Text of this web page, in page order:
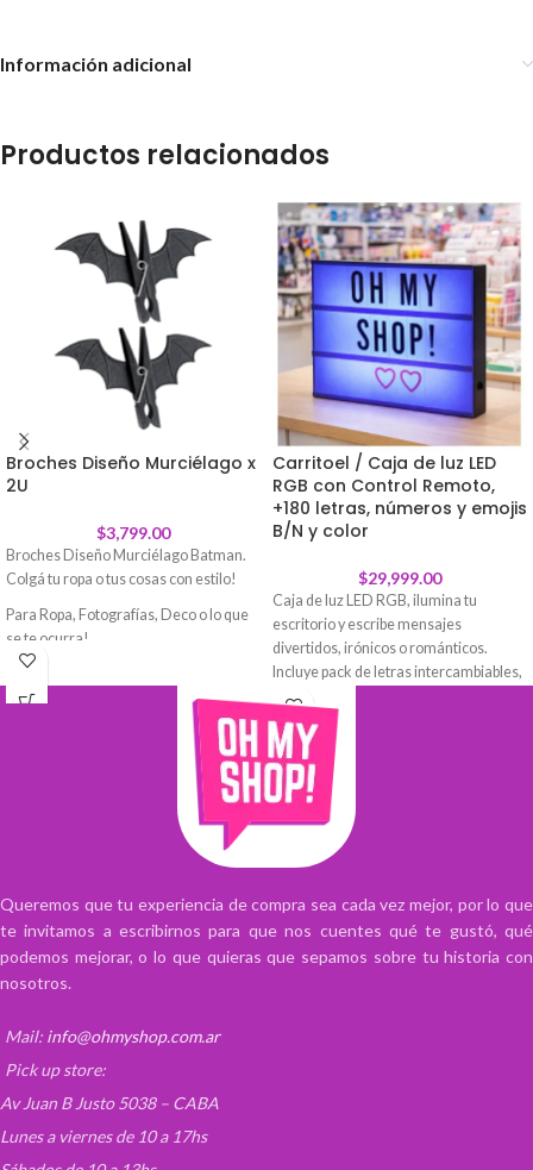
Información adicional
Productos relacionados
Broches Diseño Murciélago x
2U
$3,799.00
Broches Diseño Murciélago Batman.
Colgá tu ropa o tus cosas con estilo!
Para Ropa, Fotografías, Deco o lo que
se te ocurra!
Negro.
Carritoel / Caja de luz LED
RGB con Control Remoto,
+180 letras, números y emojis
B/N y color
$29,999.00
Caja de luz LED RGB, ilumina tu
escritorio y escribe mensajes
divertidos, irónicos o románticos.
Incluye pack de letras intercambiables,
números y símbolos, en negro y en
colores. Funciona con 6 pilas AA (no
incluidas) o con vía USB. Además, con
su control remoto podrás manejar
increíbles efectos de luces en 16
Queremos que tu experiencia de compra sea cada vez mejor, por lo que
te invitamos a escribirnos para que nos cuentes qué te gustó, qué
podemos mejorar, o lo que quieras que sepamos sobre tu historia con
nosotros.
Mail: info@ohmyshop.com.ar
Pick up store:
Av Juan B Justo 5038 – CABA
Lunes a viernes de 10 a 17hs